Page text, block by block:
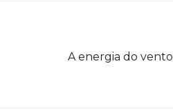
A energia do